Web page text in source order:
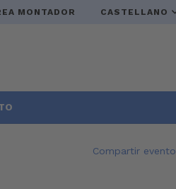
MONTADOR CASTELLANO
Compartir evento